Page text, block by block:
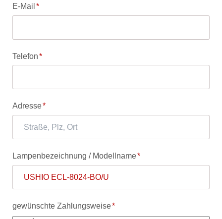
Pflichtfeld
E-Mail*
Pflichtfeld
Telefon*
Pflichtfeld
Adresse*
Pflichtfeld
Lampenbezeichnung / Modellname*
Pflichtfeld
gewünschte Zahlungsweise*